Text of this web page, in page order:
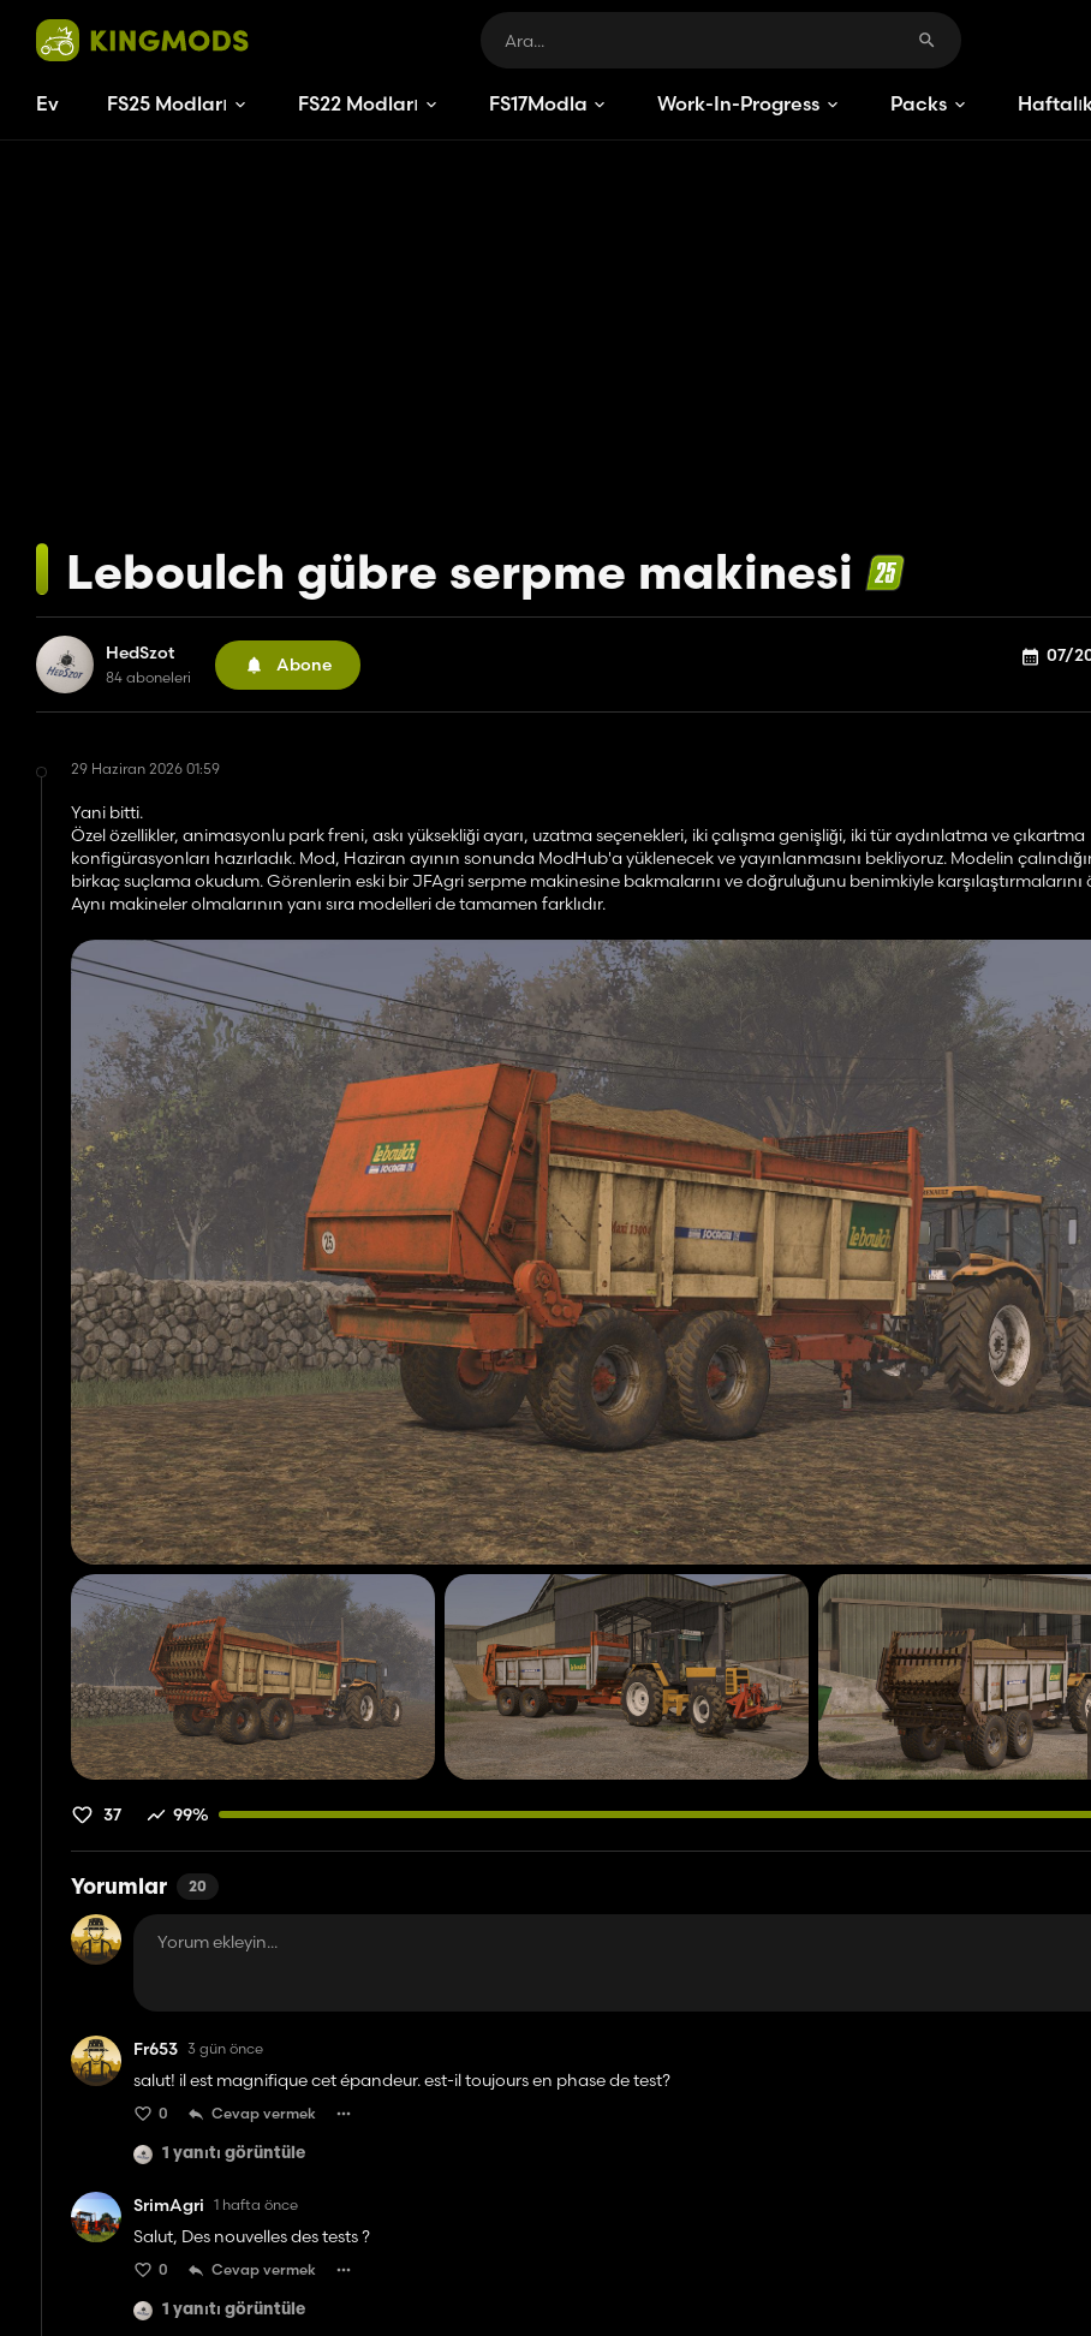
Ev FS25 Modları FS22 Modları FS17Modlar Work-In-Progress Packs
Leboulch gübre serpme makinesi
HedSzot
84 aboneleri
Abone 07/
29 Haziran 2026 01:59
Yani bitti.
Özel özellikler, animasyonlu park freni, askı yüksekliği ayarı, uzatma seçenekleri, iki çalışma genişliği, iki tür aydınlatma ve çıkartma
konfigürasyonları hazırladık. Mod, Haziran ayının sonunda ModHub'a yüklenecek ve yayınlanmasını bekliyoruz. Modelin
birkaç suçlama okudum. Görenlerin eski bir JFAgri serpme makinesine bakmalarını ve doğruluğunu benimkiyle karşılaştırmalarını
Aynı makineler olmalarının yanı sıra modelleri de tamamen farklıdır.
37 99%
Yorumlar 20
Fr653 3 gün önce
salut! il est magnifique cet épandeur. est-il toujours en phase de test?
0 Cevap vermek
1 yanıtı görüntüle
SrimAgri 1 hafta önce
Salut, Des nouvelles des tests ?
0 Cevap vermek
1 yanıtı görüntüle